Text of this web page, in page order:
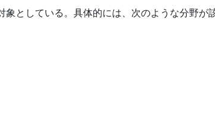
としている。具体的には、次のような分野が